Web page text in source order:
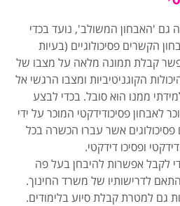
גם 'האבחון המשולב', נועד בכדי
הקשרים פסיכולוגיים (בעיות
קבלת תמונה מלאה על מצבו של
הקוגניטיביות ומצבו הרגשי אל
ממנו הוא סובל. בכדי לבצע
לאבחון פסיכודידקטי המוכר על ידי
פסיכולוגים אשר עברו הכשרה בכל
ופסיכו דידקטי.
לקבל אפשרות להיבחן בעל פה
לדרישותיו של משרד החינוך.
גם למטרת קבלת סיוע בלימודים.